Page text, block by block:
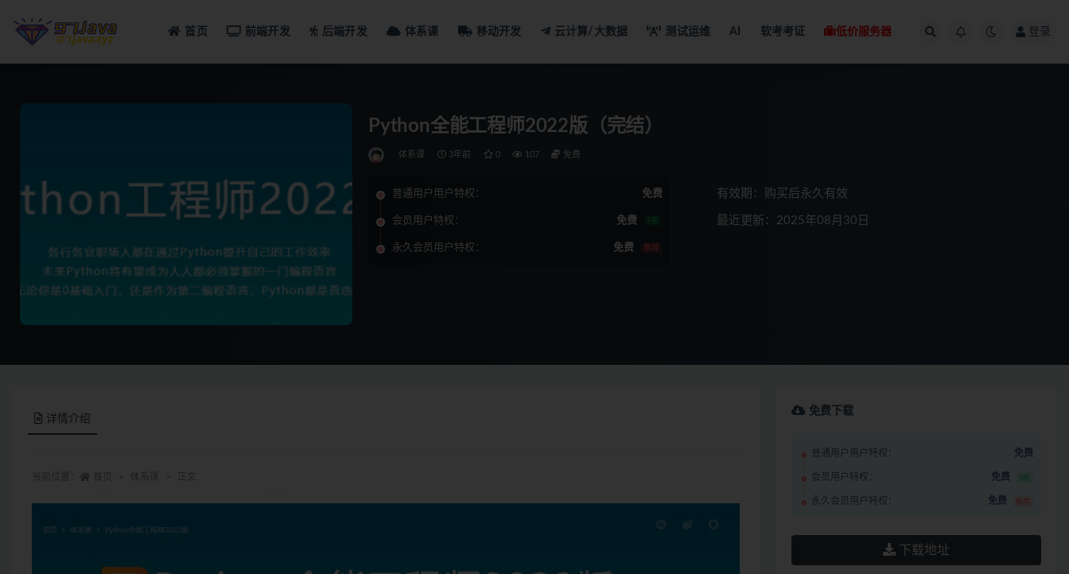
首页 前端开发 后端开发 体系课 移动开发 云计算/大数据 测试运维 AI 软考考证 低价服务器 登录
Python全能工程师2022版（完结）
体系课 3年前 0 107 免费
普通用户用户特权： 免费
会员用户特权： 免费 5折
永久会员用户特权： 免费 推荐
有效期：购买后永久有效
最近更新：2025年08月30日
详情介绍
免费下载
普通用户用户特权： 免费
会员用户特权： 免费 5折
永久会员用户特权： 免费 推荐
下载地址